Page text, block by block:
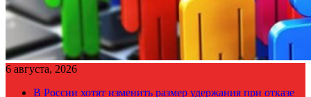
6 августа, 2026
В России хотят изменить размер удержания при отказе